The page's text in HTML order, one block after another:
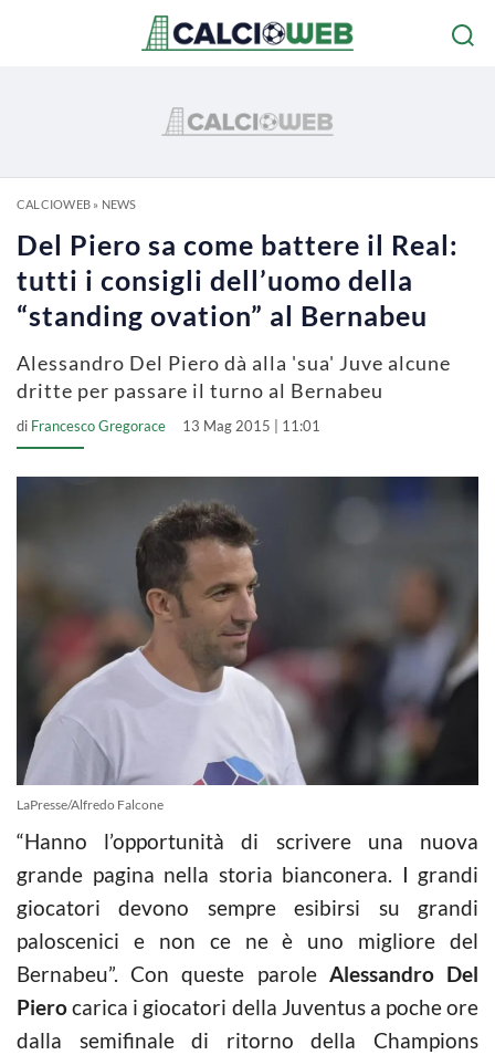
CALCIOWEB» NEWS
Del Piero sa come battere il Real:
tutti i consigli dell’uomo della
“standing ovation” al Bernabeu
Alessandro Del Piero dà alla 'sua' Juve alcune
dritte per passare il turno al Bernabeu
di Francesco Gregorace 13 Mag 2015 | 11:01
LaPresse/Alfredo Falcone
“Hanno l’opportunità di scrivere una nuova
grande pagina nella storia bianconera. I grandi
giocatori devono sempre esibirsi su grandi
paloscenici e non ce ne è uno migliore del
Bernabeu”. Con queste parole Alessandro Del
Pierocarica i giocatori della Juventus a poche ore
dalla semifinale di ritorno della Champions